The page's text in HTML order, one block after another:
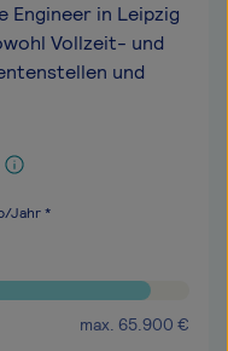
in Leipzig
Vollzeit- und
und
Jahr *
max. 65.900 €